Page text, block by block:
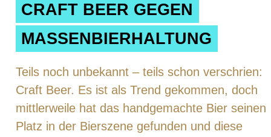
CRAFT BEER GEGEN
MASSENBIERHALTUNG
Teils noch unbekannt – teils schon verschrien:
Craft Beer. Es ist als Trend gekommen, doch
mittlerweile hat das handgemachte Bier seinen
Platz in der Bierszene gefunden und diese